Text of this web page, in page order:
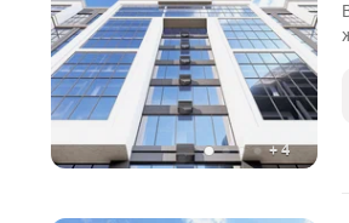
+4